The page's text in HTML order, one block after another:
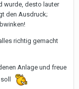
wurde, desto lauter
den Ausdruck;
richtig gemacht
Anlage und freue